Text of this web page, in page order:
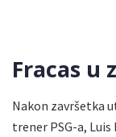
Fracas u
Nakon završetka
trener PSG-a, Luis